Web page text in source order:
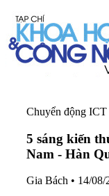
Chuyển động ICT
5 sáng kiến
Nam - Hàn
Gia Bách • 14/08/